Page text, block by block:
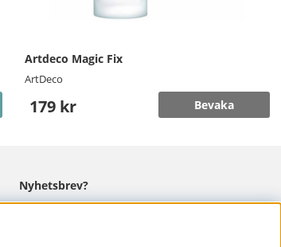
Artdeco Magic Fix
ArtDeco
179 kr Bevaka
Nyhetsbrev?